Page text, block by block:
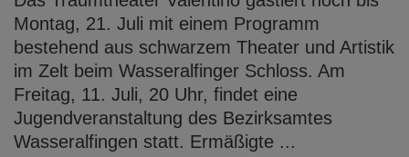
Montag, 21. Juli mit einem Programm
bestehend aus schwarzem Theater und Artistik
im Zelt beim Wasseralfinger Schloss. Am
Freitag, 11. Juli, 20 Uhr, findet eine
Jugendveranstaltung des Bezirksamtes
Wasseralfingen statt. Ermäßigte ...